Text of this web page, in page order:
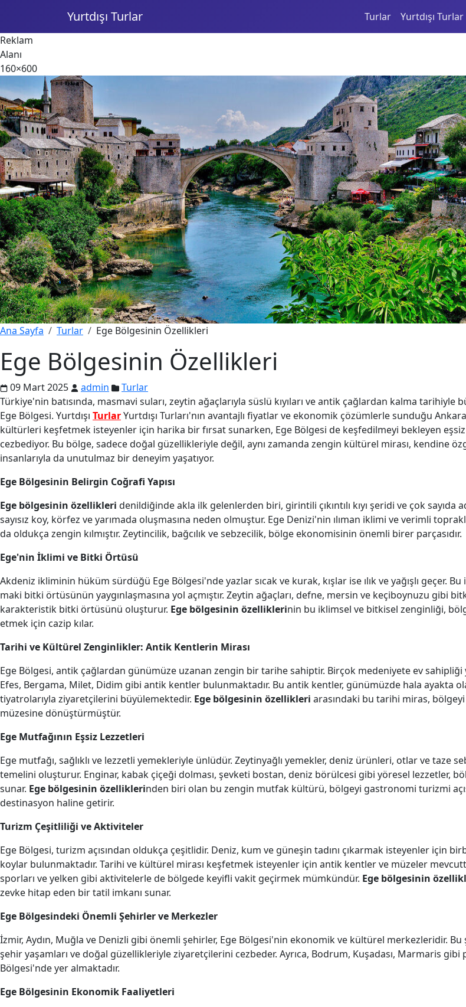
Yurtdışı Turlar Turlar Yurtdışı Turlar
Reklam
Alanı
160×600
Ana Sayfa Turlar Ege Bölgesinin Özellikleri
Ege Bölgesinin Özellikleri
09 Mart 2025 admin
Turlar
Türkiye'nin batısında, masmavi suları, zeytin ağaçlarıyla süslü kıyıları ve antik çağlardan kalma tarihiyle
Ege Bölgesi. Yurtdışı TurlarYurtdışı Turları'nın avantajlı fiyatlar ve ekonomik çözümlerle sunduğu Ankara
kültürleri keşfetmek isteyenler için harika bir fırsat sunarken, Ege Bölgesi de keşfedilmeyi bekleyen
cezbediyor. Bu bölge, sadece doğal güzellikleriyle değil, aynı zamanda zengin kültürel mirası, kendine
insanlarıyla da unutulmaz bir deneyim yaşatıyor.
Ege Bölgesinin Belirgin Coğrafi Yapısı
Ege bölgesinin özellikleri denildiğinde akla ilk gelenlerden biri, girintili çıkıntılı kıyı şeridi ve çok sayıda
sayısız koy, körfez ve yarımada oluşmasına neden olmuştur. Ege Denizi'nin ılıman iklimi ve verimli
da oldukça zengin kılmıştır. Zeytincilik, bağcılık ve sebzecilik, bölge ekonomisinin önemli birer parçasıdır.
Ege'nin İklimi ve Bitki Örtüsü
Akdeniz ikliminin hüküm sürdüğü Ege Bölgesi'nde yazlar sıcak ve kurak, kışlar ise ılık ve yağışlı geçer.
maki bitki örtüsünün yaygınlaşmasına yol açmıştır. Zeytin ağaçları, defne, mersin ve keçiboynuzu gibi
karakteristik bitki örtüsünü oluşturur. Ege bölgesinin özelliklerinin bu iklimsel ve bitkisel zenginliği,
etmek için cazip kılar.
Tarihi ve Kültürel Zenginlikler: Antik Kentlerin Mirası
Ege Bölgesi, antik çağlardan günümüze uzanan zengin bir tarihe sahiptir. Birçok medeniyete ev sahipliği
Efes, Bergama, Milet, Didim gibi antik kentler bulunmaktadır. Bu antik kentler, günümüzde hala ayakta
tiyatrolarıyla ziyaretçilerini büyülemektedir. Ege bölgesinin özellikleri arasındaki bu tarihi miras,
müzesine dönüştürmüştür.
Ege Mutfağının Eşsiz Lezzetleri
Ege mutfağı, sağlıklı ve lezzetli yemekleriyle ünlüdür. Zeytinyağlı yemekler, deniz ürünleri, otlar ve taze
temelini oluşturur. Enginar, kabak çiçeği dolması, şevketi bostan, deniz börülcesi gibi yöresel lezzetler,
sunar. Ege bölgesinin özelliklerinden biri olan bu zengin mutfak kültürü, bölgeyi gastronomi turizmi
destinasyon haline getirir.
Turizm Çeşitliliği ve Aktiviteler
Ege Bölgesi, turizm açısından oldukça çeşitlidir. Deniz, kum ve güneşin tadını çıkarmak isteyenler için
koylar bulunmaktadır. Tarihi ve kültürel mirası keşfetmek isteyenler için antik kentler ve müzeler
sporları ve yelken gibi aktivitelerle de bölgede keyifli vakit geçirmek mümkündür. Ege bölgesinin
zevke hitap eden bir tatil imkanı sunar.
Ege Bölgesindeki Önemli Şehirler ve Merkezler
İzmir, Aydın, Muğla ve Denizli gibi önemli şehirler, Ege Bölgesi'nin ekonomik ve kültürel merkezleridir. Bu
şehir yaşamları ve doğal güzellikleriyle ziyaretçilerini cezbeder. Ayrıca, Bodrum, Kuşadası, Marmaris
Bölgesi'nde yer almaktadır.
Ege Bölgesinin Ekonomik Faaliyetleri